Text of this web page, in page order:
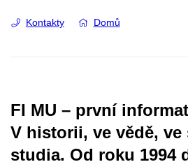
Kontakty Domů
FI MU – první
V historii, ve vědě, ve
studia. Od roku 1994